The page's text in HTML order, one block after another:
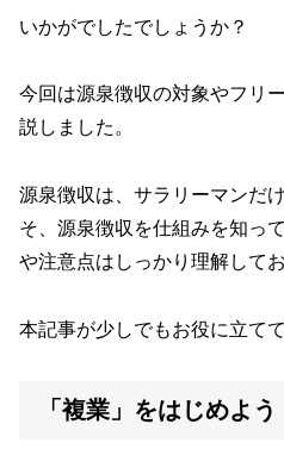
いかがでしたでしょうか？
今回は源泉徴収の対象やフリ
説しました。
源泉徴収は、サラリーマンだ
そ、源泉徴収を仕組みを知っ
や注意点はしっかり理解して
本記事が少しでもお役に立て
「複業」をはじめよう